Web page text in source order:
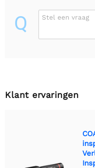
Q Stel een vraag
Klant ervaringen